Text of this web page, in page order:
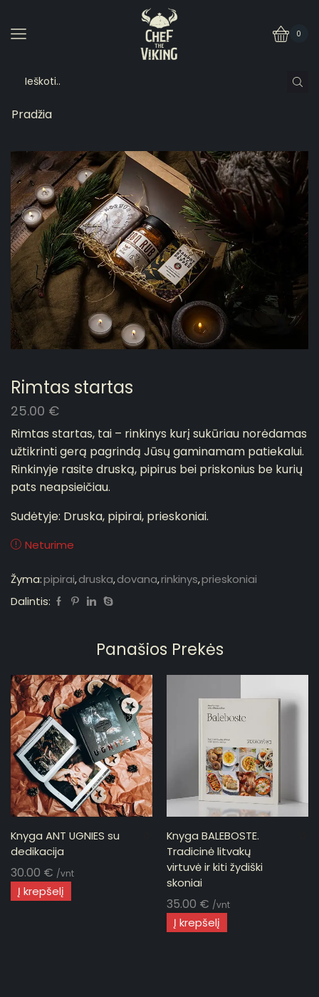
0
Pradžia
Rimtas startas
25.00 €
Rimtas startas, tai – rinkinys kurį sukūriau norėdamas
užtikrinti gerą pagrindą Jūsų gaminamam patiekalui.
Rinkinyje rasite druską, pipirus bei priskonius be kurių
pats neapsieičiau.
Sudėtyje: Druska, pipirai, prieskoniai.
Neturime
Žyma:pipirai,druska,dovana,rinkinys,prieskoniai
Dalintis:
Panašios Prekės
Knyga ANT UGNIES su
dedikacija
30.00 € /vnt
Į krepšelį
Knyga BALEBOSTE.
Tradicinė litvakų
virtuvė ir kiti žydiški
skoniai
35.00 € /vnt
Į krepšelį